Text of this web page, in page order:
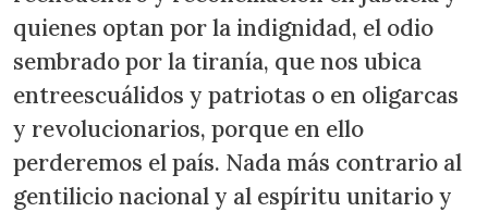
quienes optan por la indignidad, el odio
sembrado por la tiranía, que nos ubica
entreescuálidos y patriotas o en oligarcas
y revolucionarios, porque en ello
perderemos el país. Nada más contrario al
gentilicio nacional y al espíritu unitario y